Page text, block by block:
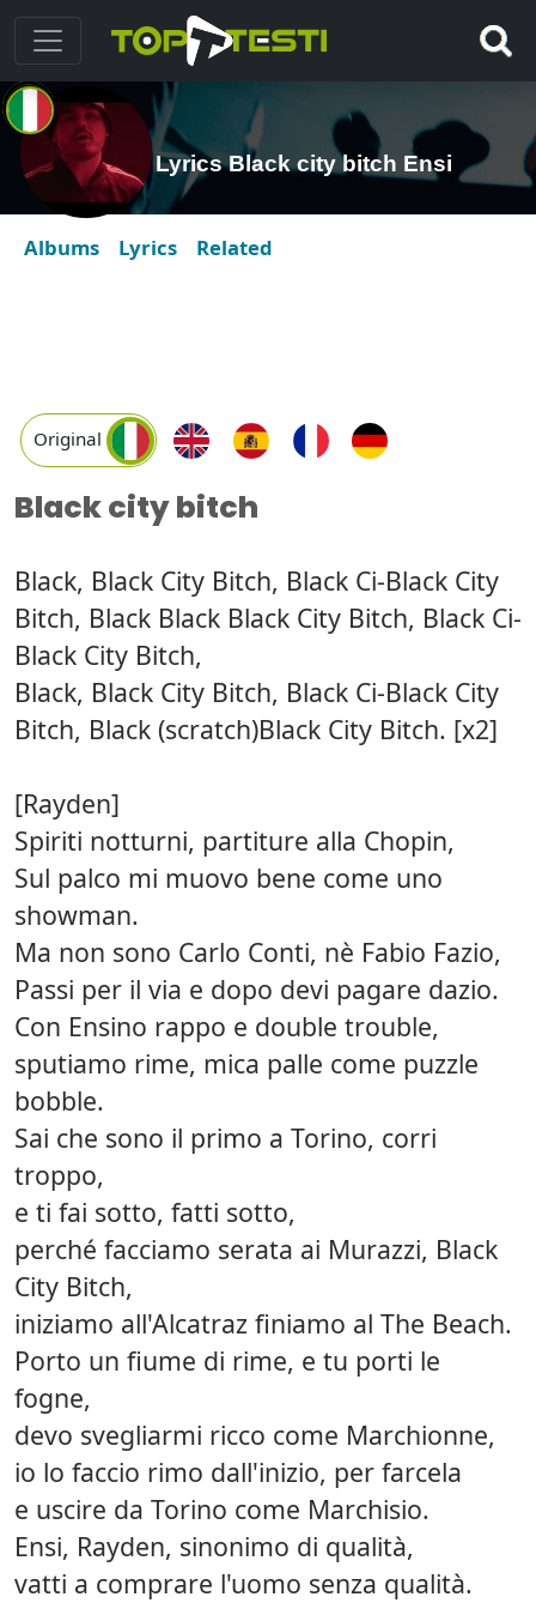
Lyrics Black city bitch Ensi
Albums Lyrics Related
Original
Black city bitch
Black, Black City Bitch, Black Ci-Black City
Bitch, Black Black Black City Bitch, Black Ci-
Black City Bitch,
Black, Black City Bitch, Black Ci-Black City
Bitch, Black (scratch)Black City Bitch. [x2]
[Rayden]
Spiriti notturni, partiture alla Chopin,
Sul palco mi muovo bene come uno
showman.
Ma non sono Carlo Conti, nè Fabio Fazio,
Passi per il via e dopo devi pagare dazio.
Con Ensino rappo e double trouble,
sputiamo rime, mica palle come puzzle
bobble.
Sai che sono il primo a Torino, corri
troppo,
e ti fai sotto, fatti sotto,
perché facciamo serata ai Murazzi, Black
City Bitch,
iniziamo all'Alcatraz finiamo al The Beach.
Porto un fiume di rime, e tu porti le
fogne,
devo svegliarmi ricco come Marchionne,
io lo faccio rimo dall'inizio, per farcela
e uscire da Torino come Marchisio.
Ensi, Rayden, sinonimo di qualità,
vatti a comprare l'uomo senza qualità.